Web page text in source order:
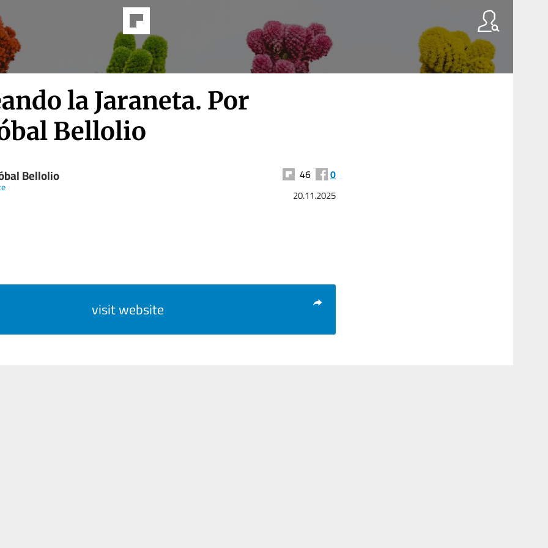
la Jaraneta. Por
Bellolio
Bellolio 46 0
20.11.2025
visit website